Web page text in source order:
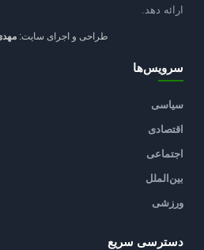
ارائه دهد.
طراحی و اجرای سایت:
سرویس‌ها
سیاسی
اقتصادی
اجتماعی
بین‌الملل
ورزشی
دسترسی سریع